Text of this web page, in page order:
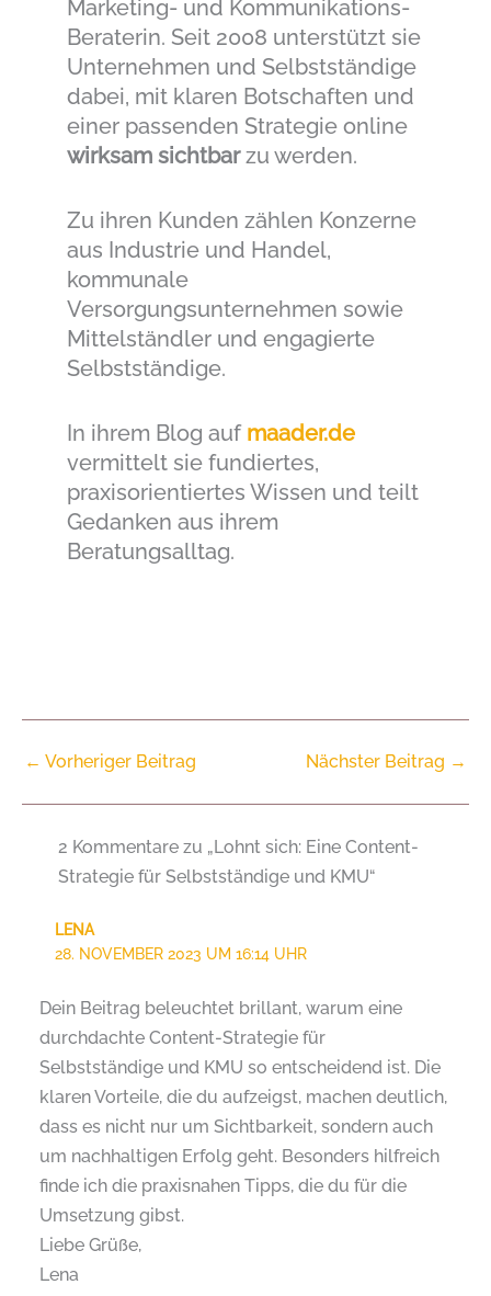
Marketing- und Kommunikations-
Beraterin. Seit 2008 unterstützt sie
Unternehmen und Selbstständige
dabei, mit klaren Botschaften und
einer passenden Strategie online
wirksam sichtbarzu werden.
Zu ihren Kunden zählen Konzerne
aus Industrie und Handel,
kommunale
Versorgungsunternehmen sowie
Mittelständler und engagierte
Selbstständige.
In ihrem Blog auf maader.de
vermittelt sie fundiertes,
praxisorientiertes Wissen und teilt
Gedanken aus ihrem
Beratungsalltag.
← Vorheriger Beitrag Nächster Beitrag →
2 Kommentare zu „Lohnt sich: Eine Content-
Strategie für Selbstständige und KMU“
LENA
28. NOVEMBER 2023 UM 16:14 UHR
Dein Beitrag beleuchtet brillant, warum eine
durchdachte Content-Strategie für
Selbstständige und KMU so entscheidend ist. Die
klaren Vorteile, die du aufzeigst, machen deutlich,
dass es nicht nur um Sichtbarkeit, sondern auch
um nachhaltigen Erfolg geht. Besonders hilfreich
finde ich die praxisnahen Tipps, die du für die
Umsetzung gibst.
Liebe Grüße,
Lena